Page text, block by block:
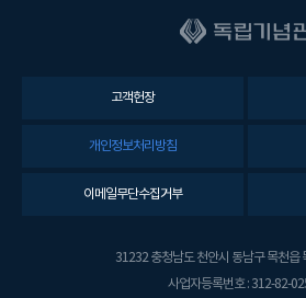
고객헌장
개인정보처리방침
이메일무단수집거부
31232 충청남도 천안시 동남구 목천읍
사업자등록번호 : 312-82-